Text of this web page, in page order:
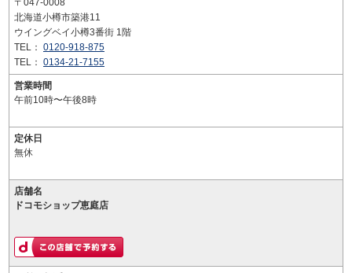
〒047-0008
北海道小樽市築港11
ウイングベイ小樽3番街 1階
TEL： 0120-918-875
TEL： 0134-21-7155
営業時間
午前10時〜午後8時
定休日
無休
店舗名
ドコモショップ恵庭店